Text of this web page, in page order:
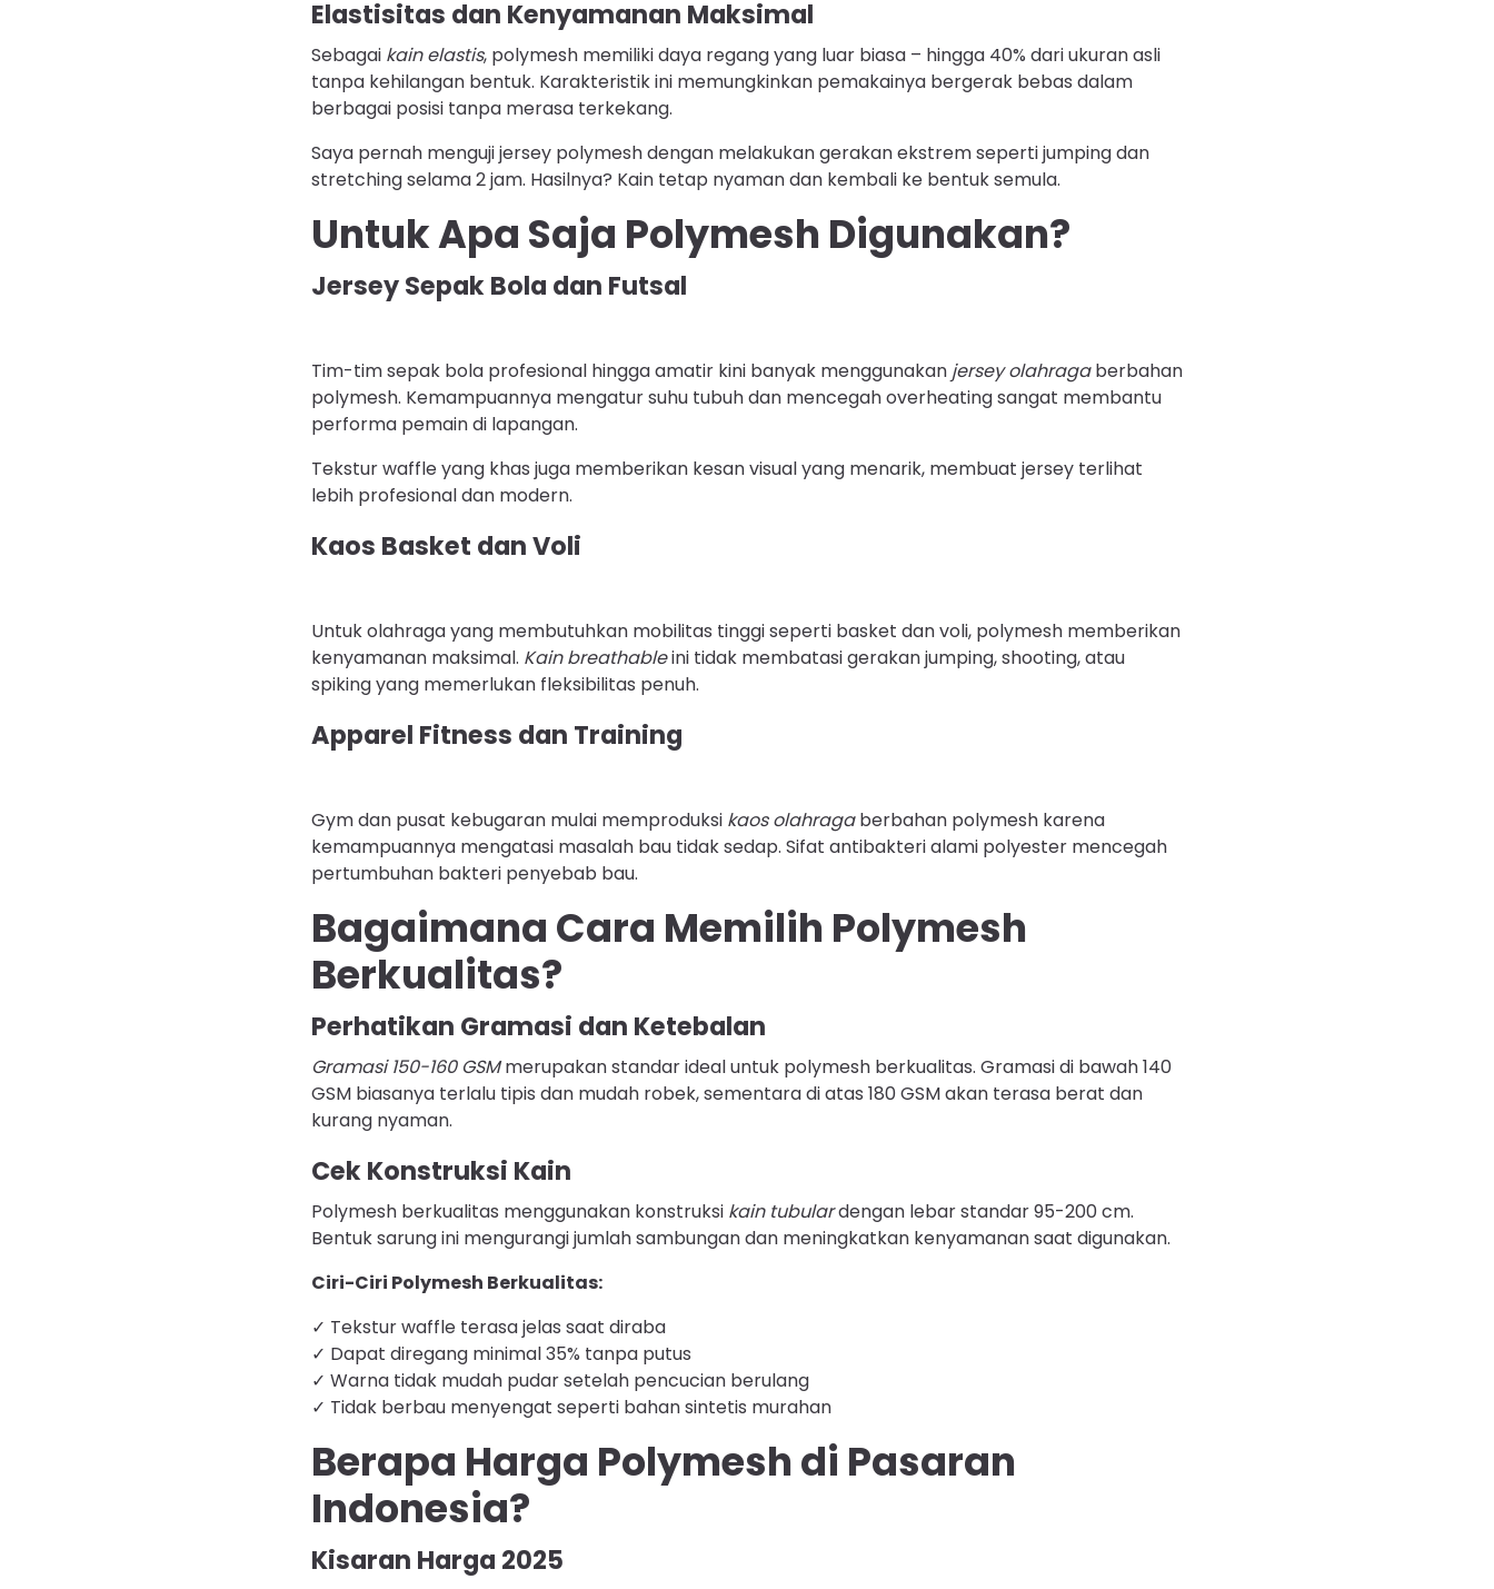
Elastisitas dan Kenyamanan Maksimal
Sebagai kain elastis, polymesh memiliki daya regang yang luar biasa – hingga 40% dari ukuran asli
tanpa kehilangan bentuk. Karakteristik ini memungkinkan pemakainya bergerak bebas dalam
berbagai posisi tanpa merasa terkekang.
Saya pernah menguji jersey polymesh dengan melakukan gerakan ekstrem seperti jumping dan
stretching selama 2 jam. Hasilnya? Kain tetap nyaman dan kembali ke bentuk semula.
Untuk Apa Saja Polymesh Digunakan?
Jersey Sepak Bola dan Futsal
Tim-tim sepak bola profesional hingga amatir kini banyak menggunakan jersey olahragaberbahan
polymesh. Kemampuannya mengatur suhu tubuh dan mencegah overheating sangat membantu
performa pemain di lapangan.
Tekstur waffle yang khas juga memberikan kesan visual yang menarik, membuat jersey terlihat
lebih profesional dan modern.
Kaos Basket dan Voli
Untuk olahraga yang membutuhkan mobilitas tinggi seperti basket dan voli, polymesh memberikan
kenyamanan maksimal. Kain breathableini tidak membatasi gerakan jumping, shooting, atau
spiking yang memerlukan fleksibilitas penuh.
Apparel Fitness dan Training
Gym dan pusat kebugaran mulai memproduksi kaos olahragaberbahan polymesh karena
kemampuannya mengatasi masalah bau tidak sedap. Sifat antibakteri alami polyester mencegah
pertumbuhan bakteri penyebab bau.
Bagaimana Cara Memilih Polymesh
Berkualitas?
Perhatikan Gramasi dan Ketebalan
Gramasi 150-160 GSMmerupakan standar ideal untuk polymesh berkualitas. Gramasi di bawah 140
GSM biasanya terlalu tipis dan mudah robek, sementara di atas 180 GSM akan terasa berat dan
kurang nyaman.
Cek Konstruksi Kain
Polymesh berkualitas menggunakan konstruksi kain tubulardengan lebar standar 95-200 cm.
Bentuk sarung ini mengurangi jumlah sambungan dan meningkatkan kenyamanan saat digunakan.
Ciri-Ciri Polymesh Berkualitas:
✓ Tekstur waffle terasa jelas saat diraba
✓ Dapat diregang minimal 35% tanpa putus
✓ Warna tidak mudah pudar setelah pencucian berulang
✓ Tidak berbau menyengat seperti bahan sintetis murahan
Berapa Harga Polymesh di Pasaran
Indonesia?
Kisaran Harga 2025